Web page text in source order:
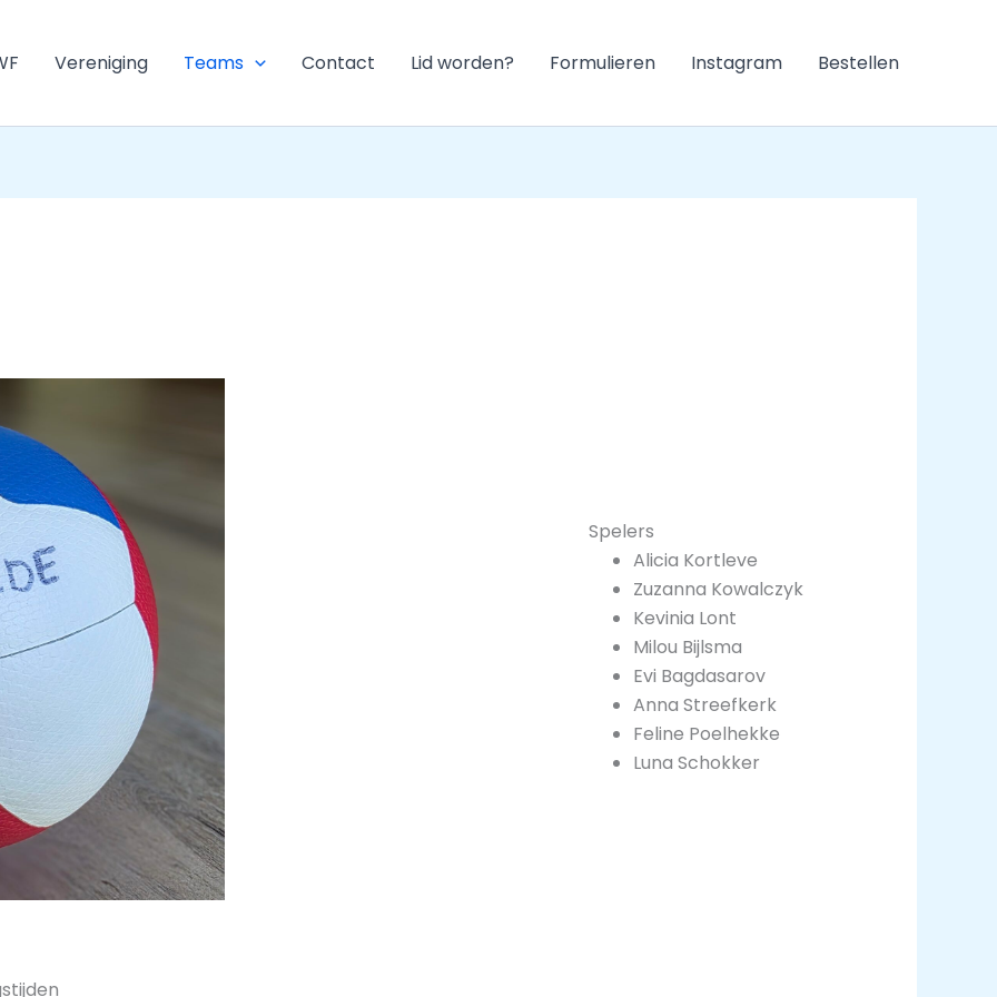
Vereniging Teams Contact Lid worden? Formulieren Instagram Bestellen
Spelers
Alicia Kortleve
Zuzanna Kowalczyk
Kevinia Lont
Milou Bijlsma
Evi Bagdasarov
Anna Streefkerk
Feline Poelhekke
Luna Schokker